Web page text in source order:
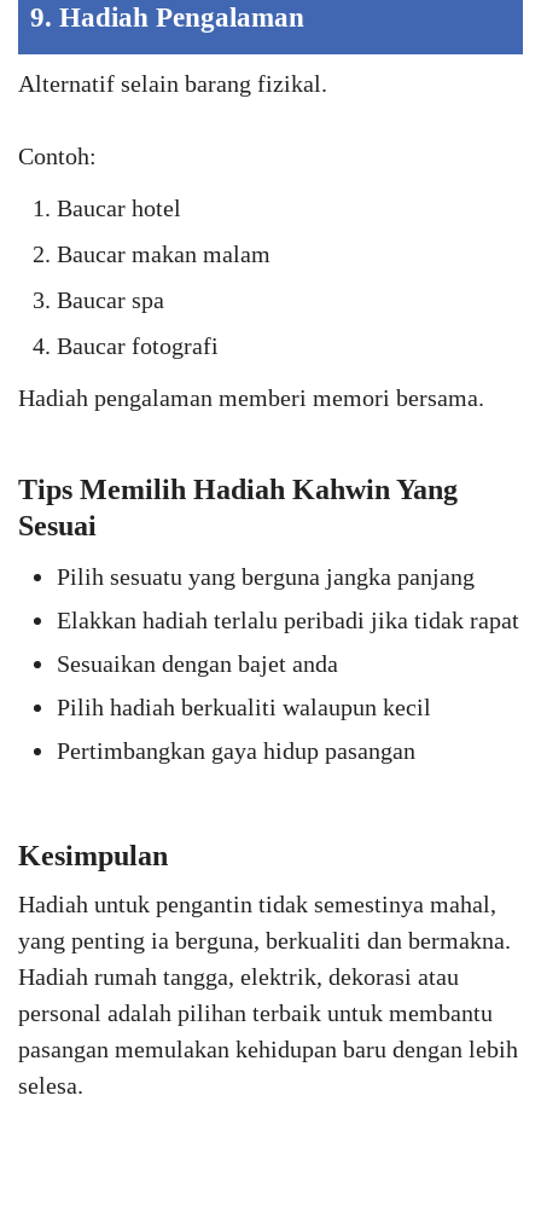
9. Hadiah Pengalaman
Alternatif selain barang fizikal.
Contoh:
Baucar hotel
Baucar makan malam
Baucar spa
Baucar fotografi
Hadiah pengalaman memberi memori bersama.
Tips Memilih Hadiah Kahwin Yang
Sesuai
Pilih sesuatu yang berguna jangka panjang
Elakkan hadiah terlalu peribadi jika tidak rapat
Sesuaikan dengan bajet anda
Pilih hadiah berkualiti walaupun kecil
Pertimbangkan gaya hidup pasangan
Kesimpulan
Hadiah untuk pengantin tidak semestinya mahal,
yang penting ia berguna, berkualiti dan bermakna.
Hadiah rumah tangga, elektrik, dekorasi atau
personal adalah pilihan terbaik untuk membantu
pasangan memulakan kehidupan baru dengan lebih
selesa.